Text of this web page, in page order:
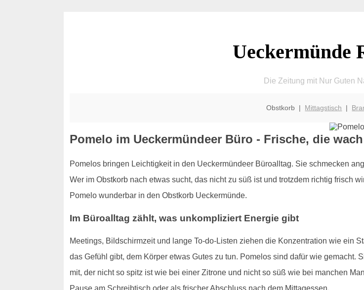
Ueckermünde
Die Zeitung mit Nur Guten
Obstkorb | Mittagstisch |
Pomelo im Ueckermündeer Büro - Frische, die
Pomelos bringen Leichtigkeit in den Ueckermündeer Büroalltag. Sie schmecken
Wer im Obstkorb nach etwas sucht, das nicht zu süß ist und trotzdem richtig frisch
Pomelo wunderbar in den Obstkorb Ueckermünde.
Im Büroalltag zählt, was unkompliziert Energie gibt
Meetings, Bildschirmzeit und lange To-do-Listen ziehen die Konzentration wie ein
das Gefühl gibt, dem Körper etwas Gutes zu tun. Pomelos sind dafür wie
mit, der nicht so spitz ist wie bei einer Zitrone und nicht so süß wie bei manchen
Pause am Schreibtisch oder als frischer Abschluss nach dem Mittagessen.